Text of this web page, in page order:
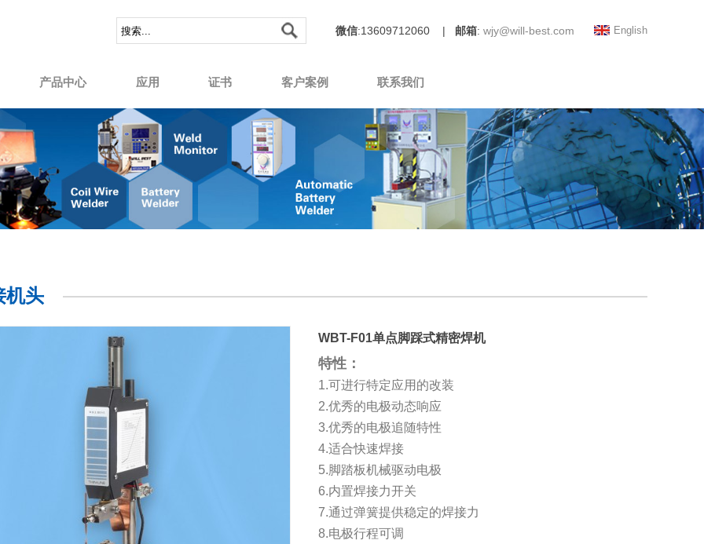
English
微信:13609712060 | 邮箱: wjy@will-best.com
产品中心 应用 证书 客户案例 联系我们
机头
WBT-F01单点脚踩式精密焊机
特性：
1.可进行特定应用的改装
2.优秀的电极动态响应
3.优秀的电极追随特性
4.适合快速焊接
5.脚踏板机械驱动电极
6.内置焊接力开关
7.通过弹簧提供稳定的焊接力
8.电极行程可调